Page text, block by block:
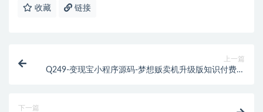
收藏 链接
上一篇
Q249-变现宝小程序源码-梦想贩卖机升级版知识付费源
下一篇